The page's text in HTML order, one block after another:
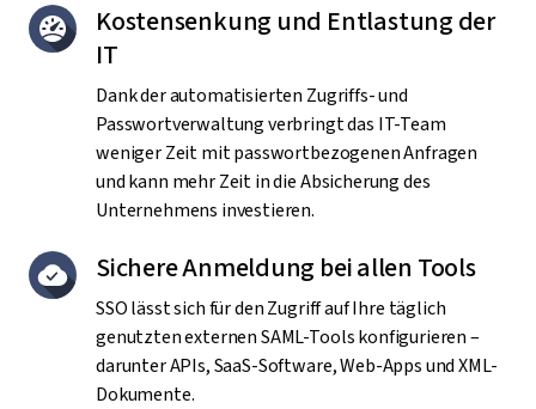
Kostensenkung und Entlastung der
IT
Dank der automatisierten Zugriffs- und
Passwortverwaltung verbringt das IT-Team
weniger Zeit mit passwortbezogenen Anfragen
und kann mehr Zeit in die Absicherung des
Unternehmens investieren.
Sichere Anmeldung bei allen Tools
SSO lässt sich für den Zugriff auf Ihre täglich
genutzten externen SAML-Tools konfigurieren –
darunter APIs, SaaS-Software, Web-Apps und XML-
Dokumente.